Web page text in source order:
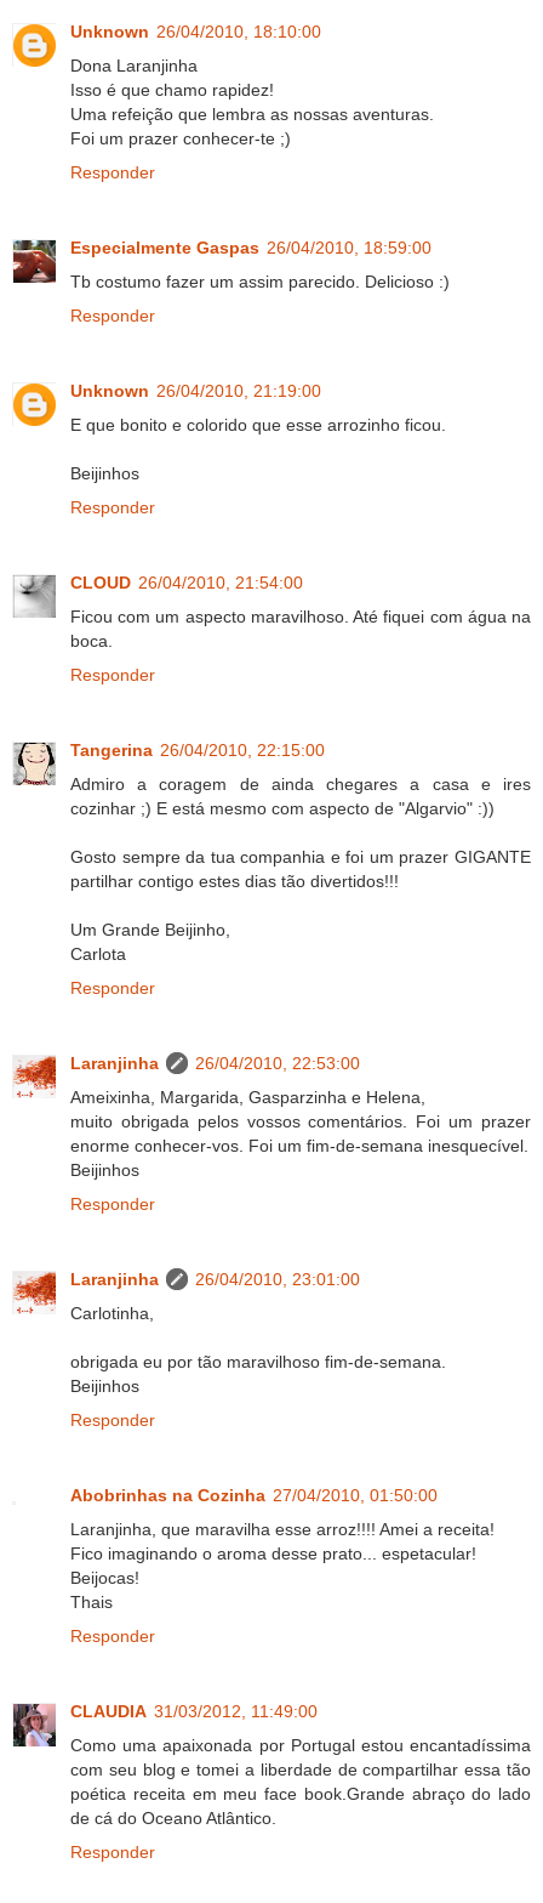
Unknown 26/04/2010, 18:10:00
Dona Laranjinha
Isso é que chamo rapidez!
Uma refeição que lembra as nossas aventuras.
Foi um prazer conhecer-te ;)
Responder
Especialmente Gaspas 26/04/2010, 18:59:00
Tb costumo fazer um assim parecido. Delicioso :)
Responder
Unknown 26/04/2010, 21:19:00
E que bonito e colorido que esse arrozinho ficou.
Beijinhos
Responder
CLOUD 26/04/2010, 21:54:00
Ficou com um aspecto maravilhoso. Até fiquei com água na
boca.
Responder
Tangerina 26/04/2010, 22:15:00
Admiro a coragem de ainda chegares a casa e ires
cozinhar ;) E está mesmo com aspecto de "Algarvio" :))
Gosto sempre da tua companhia e foi um prazer GIGANTE
partilhar contigo estes dias tão divertidos!!!
Um Grande Beijinho,
Carlota
Responder
Laranjinha
26/04/2010, 22:53:00
Ameixinha, Margarida, Gasparzinha e Helena,
muito obrigada pelos vossos comentários. Foi um prazer
enorme conhecer-vos. Foi um fim-de-semana inesquecível.
Beijinhos
Responder
Laranjinha
26/04/2010, 23:01:00
Carlotinha,
obrigada eu por tão maravilhoso fim-de-semana.
Beijinhos
Responder
Abobrinhas na Cozinha 27/04/2010, 01:50:00
Laranjinha, que maravilha esse arroz!!!! Amei a receita!
Fico imaginando o aroma desse prato... espetacular!
Beijocas!
Thais
Responder
CLAUDIA 31/03/2012, 11:49:00
Como uma apaixonada por Portugal estou encantadíssima
com seu blog e tomei a liberdade de compartilhar essa tão
poética receita em meu face book.Grande abraço do lado
de cá do Oceano Atlântico.
Responder